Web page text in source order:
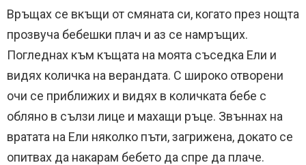
Връщах се вкъщи от смяната си, когато през нощта
прозвуча бебешки плач и аз се намръщих.
Погледнах към къщата на моята съседка Ели и
видях количка на верандата. С широко отворени
очи се приближих и видях в количката бебе с
обляно в сълзи лице и махащи ръце. Звъннах на
вратата на Ели няколко пъти, загрижена, докато се
опитвах да накарам бебето да спре да плаче.